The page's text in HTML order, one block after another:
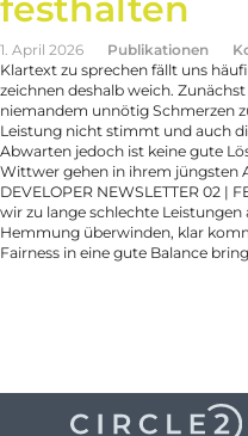
festhalten
1. April 2026 Publikationen
Klartext zu sprechen fällt uns
zeichnen deshalb weich.
niemandem unnötig Schmerzen
Leistung nicht stimmt und auch
Abwarten jedoch ist keine gute
Wittwer gehen in ihrem jüngsten
DEVELOPER NEWSLETTER 02 |
wir zu lange schlechte
Hemmung überwinden, klar
Fairness in eine gute Balance